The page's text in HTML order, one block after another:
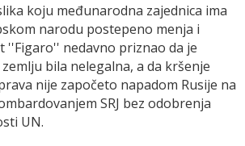
koju međunarodna zajednica ima
narodu postepeno menja i
''Figaro'' nedavno priznao da je
bila nelegalna, a da kršenje
nije započeto napadom Rusije na
SRJ bez odobrenja
UN.